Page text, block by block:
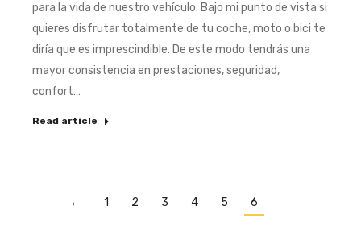
para la vida de nuestro vehículo. Bajo mi punto de vista si
quieres disfrutar totalmente de tu coche, moto o bici te
diría que es imprescindible. De este modo tendrás una
mayor consistencia en prestaciones, seguridad,
confort…
Read article
← 1 2 3 4 5 6